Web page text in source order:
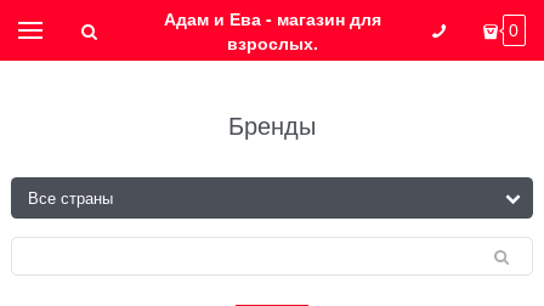
Адам и Ева - магазин для
взрослых.
0
Бренды